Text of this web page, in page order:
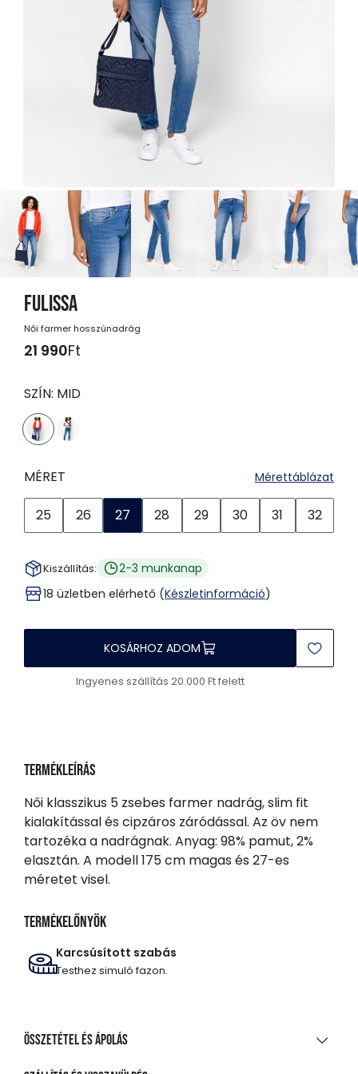
FULISSA
Női farmer hosszúnadrág
21 990Ft
SZÍN: MID
MÉRET Mérettáblázat
25 26 27 28 29 30 31 32
Kiszállítás:
2-3 munkanap
18 üzletben elérhető (Készletinformáció)
KOSÁRHOZ ADOM
Ingyenes szállítás 20.000 Ft felett
Termékleírás
Női klasszikus 5 zsebes farmer nadrág, slim fit
kialakítással és cipzáros záródással. Az öv nem
tartozéka a nadrágnak. Anyag: 98% pamut, 2%
elasztán. A modell 175 cm magas és 27-es
méretet visel.
Termékelőnyök
Karcsúsított szabás
Testhez simuló fazon.
Összetétel és ápolás